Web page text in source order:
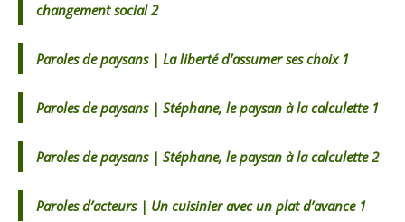
changement social 2
Paroles de paysans | La liberté d’assumer ses choix 1
Paroles de paysans | Stéphane, le paysan à la calculette 1
Paroles de paysans | Stéphane, le paysan à la calculette 2
Paroles d’acteurs | Un cuisinier avec un plat d’avance 1